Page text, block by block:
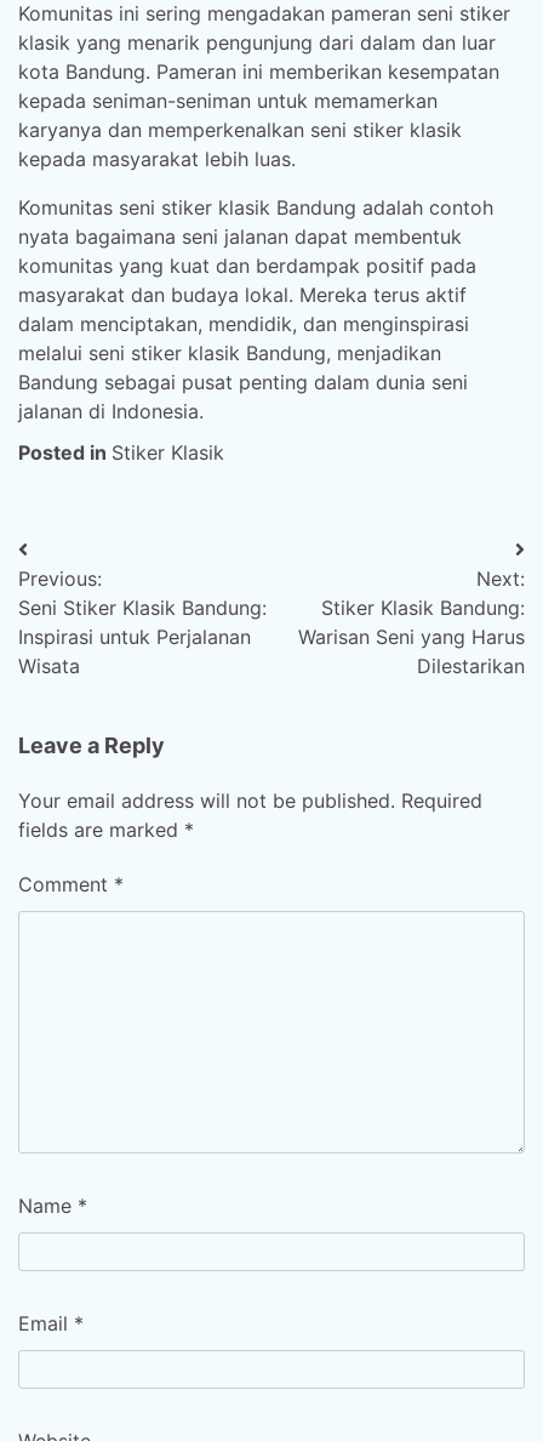
Komunitas ini sering mengadakan pameran seni stiker
klasik yang menarik pengunjung dari dalam dan luar
kota Bandung. Pameran ini memberikan kesempatan
kepada seniman-seniman untuk memamerkan
karyanya dan memperkenalkan seni stiker klasik
kepada masyarakat lebih luas.
Komunitas seni stiker klasik Bandung adalah contoh
nyata bagaimana seni jalanan dapat membentuk
komunitas yang kuat dan berdampak positif pada
masyarakat dan budaya lokal. Mereka terus aktif
dalam menciptakan, mendidik, dan menginspirasi
melalui seni stiker klasik Bandung, menjadikan
Bandung sebagai pusat penting dalam dunia seni
jalanan di Indonesia.
Posted in Stiker Klasik
Post
navigation
Previous:
Seni Stiker Klasik Bandung:
Inspirasi untuk Perjalanan
Wisata
Next:
Stiker Klasik Bandung:
Warisan Seni yang Harus
Dilestarikan
Leave a Reply
Your email address will not be published. Required
fields are marked *
Comment *
Name *
Email *